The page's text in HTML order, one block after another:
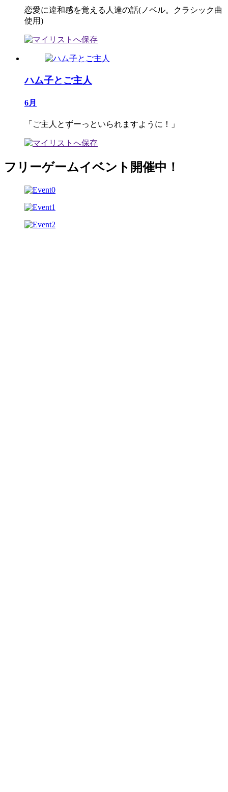
恋愛に違和感を覚える人達の話(ノベル。クラシック曲
使用)
ハム子とご主人
6月
「ご主人とずーっといられますように！」
フリーゲームイベント開催中！